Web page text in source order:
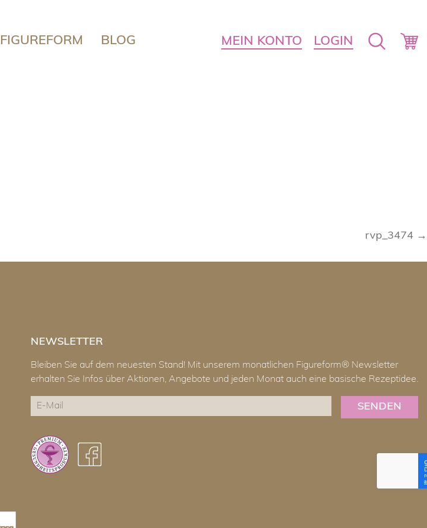
FIGUREFORM BLOG MEIN KONTO LOGIN
rvp_3474 →
NEWSLETTER
Bleiben Sie auf dem neuesten Stand! Mit unserem monatlichen Figureform® Newsletter
erhalten Sie Infos über Aktionen, Angebote und jeden Monat auch eine basische Rezeptidee.
E-